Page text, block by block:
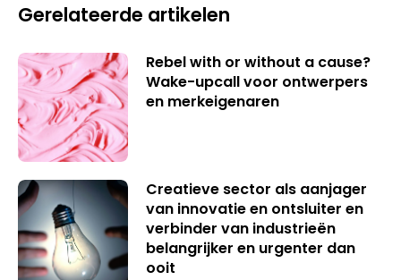
Gerelateerde artikelen
Rebel with or without a cause?
Wake-upcall voor ontwerpers
en merkeigenaren
Creatieve sector als aanjager
van innovatie en ontsluiter en
verbinder van industrieën
belangrijker en urgenter dan
ooit